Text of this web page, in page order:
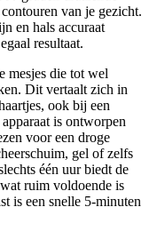
van je gezicht.
en hals accuraat
resultaat.
mesjes die tot wel
Dit vertaalt zich in
ook bij een
is ontworpen
voor een droge
gel of zelfs
één uur biedt de
ruim voldoende is
is een snelle 5-minuten